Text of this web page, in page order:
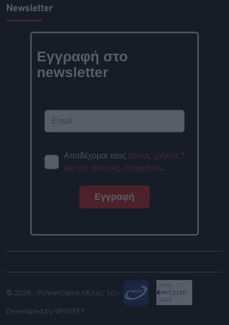
Newsletter
Εγγραφή στο
newsletter
Αποδέχομαι τους όρους χρήσης
και την πολιτική απορρήτου.
*
Εγγραφή
© 2026 - PowerGame.Μέλος του
Developed by WHISKEY